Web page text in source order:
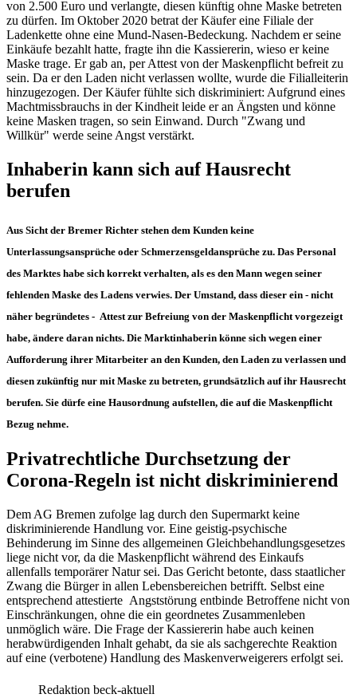
von 2.500 Euro und verlangte, diesen künftig ohne Maske betreten
zu dürfen. Im Oktober 2020 betrat der Käufer eine Filiale der
Ladenkette ohne eine Mund-Nasen-Bedeckung. Nachdem er seine
Einkäufe bezahlt hatte, fragte ihn die Kassiererin, wieso er keine
Maske trage. Er gab an, per Attest von der Maskenpflicht befreit zu
sein. Da er den Laden nicht verlassen wollte, wurde die Filialleiterin
hinzugezogen. Der Käufer fühlte sich diskriminiert: Aufgrund eines
Machtmissbrauchs in der Kindheit leide er an Ängsten und könne
keine Masken tragen, so sein Einwand. Durch "Zwang und
Willkür" werde seine Angst verstärkt.
Inhaberin kann sich auf Hausrecht
berufen
Aus Sicht der Bremer Richter stehen dem Kunden keine
Unterlassungsansprüche oder Schmerzensgeldansprüche zu. Das Personal
des Marktes habe sich korrekt verhalten, als es den Mann wegen seiner
fehlenden Maske des Ladens verwies. Der Umstand, dass dieser ein - nicht
näher begründetes - Attest zur Befreiung von der Maskenpflicht vorgezeigt
habe, ändere daran nichts. Die Marktinhaberin könne sich wegen einer
Aufforderung ihrer Mitarbeiter an den Kunden, den Laden zu verlassen und
diesen zukünftig nur mit Maske zu betreten, grundsätzlich auf ihr Hausrecht
berufen. Sie dürfe eine Hausordnung aufstellen, die auf die Maskenpflicht
Bezug nehme.
Privatrechtliche Durchsetzung der
Corona-Regeln ist nicht diskriminierend
Dem AG Bremen zufolge lag durch den Supermarkt keine
diskriminierende Handlung vor. Eine geistig-psychische
Behinderung im Sinne des allgemeinen Gleichbehandlungsgesetzes
liege nicht vor, da die Maskenpflicht während des Einkaufs
allenfalls temporärer Natur sei. Das Gericht betonte, dass staatlicher
Zwang die Bürger in allen Lebensbereichen betrifft. Selbst eine
entsprechend attestierte Angststörung entbinde Betroffene nicht von
Einschränkungen, ohne die ein geordnetes Zusammenleben
unmöglich wäre. Die Frage der Kassiererin habe auch keinen
herabwürdigenden Inhalt gehabt, da sie als sachgerechte Reaktion
auf eine (verbotene) Handlung des Maskenverweigerers erfolgt sei.
Redaktion beck-aktuell